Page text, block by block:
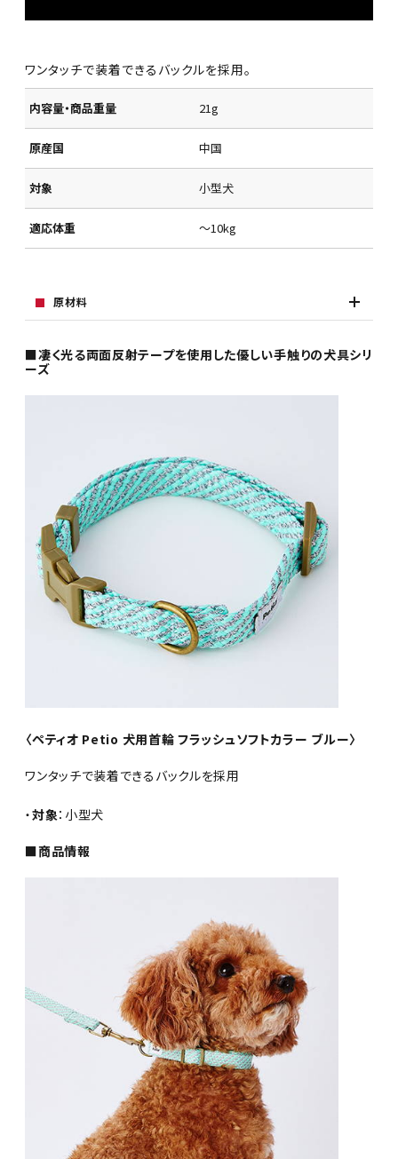
ワンタッチで装着できるバックルを採用。
内容量・商品重量 21g
原産国 中国
対象 小型犬
適応体重 ～10kg
原材料
■凄く光る両面反射テープを使用した優しい手触りの犬具シリ
ーズ
〈ペティオ Petio 犬用首輪 フラッシュソフトカラー ブルー〉
ワンタッチで装着できるバックルを採用
・対象：小型犬
■商品情報